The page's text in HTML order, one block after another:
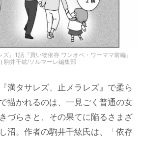
ズ』1話『買い物依存 ワンオペ・ワーママ前編』
駒井千紘/ソルマーレ編集部
満タサレズ、止メラレズ』で柔ら
描かれるのは、一見ごく普通の女
づらさと、その果てに陥るさまざ
沼。作者の駒井千紘氏は、「依存